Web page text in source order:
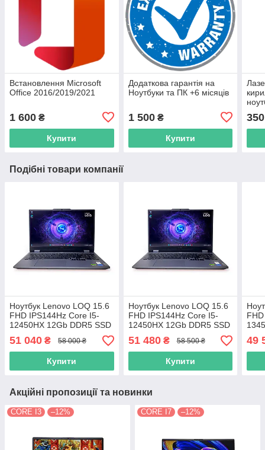
Встановлення Microsoft
Office 2016/2019/2021
1 600 ₴
Купити
Додаткова гарантія на
Ноутбуки та ПК +6 місяців
1 500₴
Купити
350
Подібні товари компанії
Ноутбук Lenovo LOQ 15.6
FHD IPS144Hz Core I5-
12450HX 12Gb DDR5 SSD
512GB RTX 3050 6GB
15IAX9 (83GS001CUS)
9157
51 040 ₴ 58 000 ₴
Купити
Ноутбук Lenovo LOQ 15.6
FHD IPS144Hz Core I5-
12450HX 12Gb DDR5 SSD
512GB RTX 3050 6GB
15IAX9 (83GS001CUS)
9157
51 480₴ 58 500 ₴
Купити
49
Акційні пропозиції та новинки
CORE I3 –12% CORE I7 –12%